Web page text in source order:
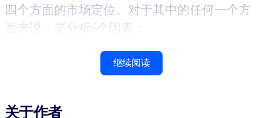
四个方面的市场定位。对于其中的任何一个方
面来说，要分析6个因素：
继续阅读
关于作者